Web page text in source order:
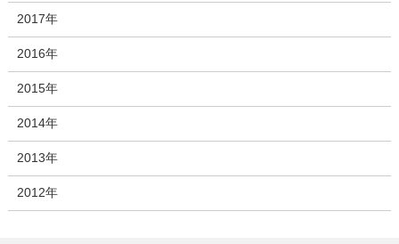
2017年
2016年
2015年
2014年
2013年
2012年